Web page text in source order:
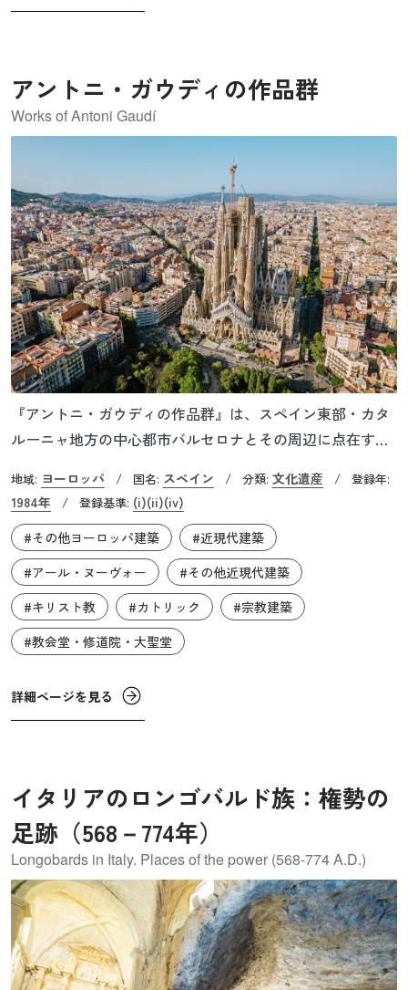
銅器時代にかけて築かれ、まぐさ石による屋根や人造のド
アントニ・ガウディの作品群
Works of Antoni Gaudí
『アントニ・ガウディの作品群』は、スペイン東部・カタ
ルーニャ地方の中心都市バルセロナとその周辺に点在す
ィ・イ・コルネ）が手掛けた7つの建築物によって構成され
ています。ガウディは、1852年に銅版器具職人の息子とし
て生まれ、バルセロナの建築学校に進学しました。26歳の
時、パリ万博に作品を出展したことがきっかけで、最大の
支援者となる実業家エウゼビ・グエルと出会います。グエ
ルはガウディのパトロン的な存在として、自邸や別邸の設
計を委ねたほか、数々の傑作の建設に貢献しました。1883
となり設計に奔走します。しかし、1926年に建築途中の聖
堂を残し、不慮の事故でこの世を去ってしまいました。
地域: ヨーロッパ / 国名: スペイン / 分類: 文化遺産 / 登録年:
1984年 / 登録基準: (i)(ii)(iv)
#その他ヨーロッパ建築
#近現代建築
#アール・ヌーヴォー
#その他近現代建築
#キリスト教
#カトリック
#宗教建築
#教会堂・修道院・大聖堂
詳細ページを見る
イタリアのロンゴバルド族：権勢の
足跡（568－774年）
Longobards in Italy. Places of the power (568-774 A.D.)